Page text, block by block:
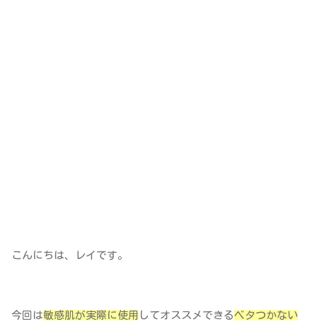
こんにちは、レイです。
今回は敏感肌が実際に使用 してオススメできるベタつかない